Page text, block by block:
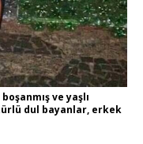
ve yaşlı
dul bayanlar, erkek